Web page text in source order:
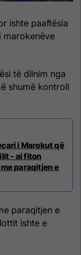
ishte paaftësia
marokenëve
të dilnim nga
shumë kontroll
i Marokut që
- ai fiton
paraqitjen e
paraqitjen e
ishte e